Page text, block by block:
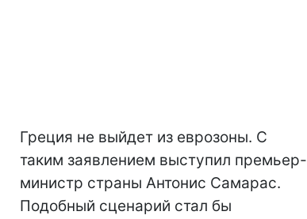
Греция не выйдет из еврозоны. С
таким заявлением выступил премьер-
министр страны Антонис Самарас.
Подобный сценарий стал бы